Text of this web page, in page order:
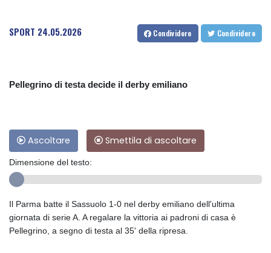
SPORT 24.05.2026 Condividere Condividere
Pellegrino di testa decide il derby emiliano
Ascoltare Smettila di ascoltare
Dimensione del testo:
Il Parma batte il Sassuolo 1-0 nel derby emiliano dell'ultima
giornata di serie A. A regalare la vittoria ai padroni di casa è
Pellegrino, a segno di testa al 35' della ripresa.